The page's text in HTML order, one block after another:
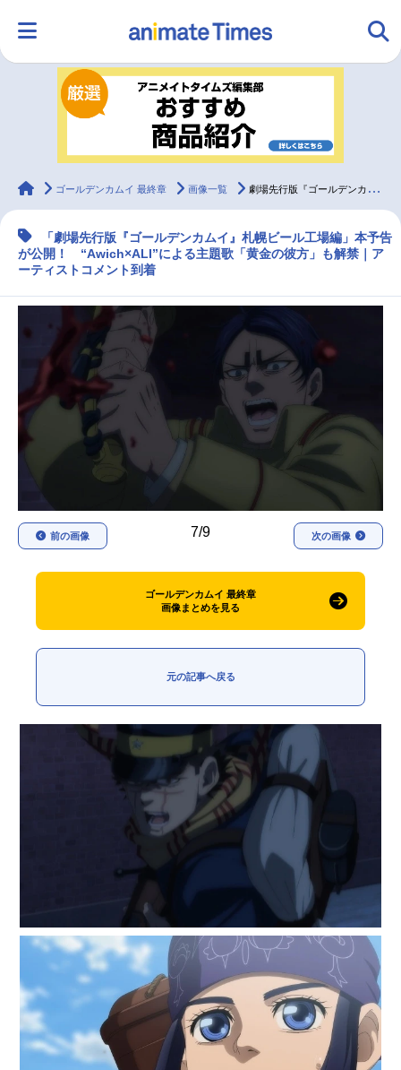
ランキング アニメ
ラジオ グッズ
マンガ・ラノベ ゲーム・アプリ 音楽 コスプレ
配信・Vtuber
最新記事一覧
アニメ記事一覧 声優記事一覧
アニメ映画一覧 実写化映画一覧
今期アニメ曜日別一覧
春アニメ 夏アニメ
秋アニメ
animateTimes
ゴールデンカムイ 最終章 画像一覧 劇場先行版『ゴールデンカムイ』札幌ビール工場編の本予告が公開
「劇場先行版『ゴールデンカムイ』札幌ビール工場編」本予告
が公開！ “Awich×ALI”による主題歌「黄金の彼方」も解禁｜ア
ーティストコメント到着
7/9
前の画像 次の画像
ゴールデンカムイ 最終章
画像まとめを見る
元の記事へ戻る